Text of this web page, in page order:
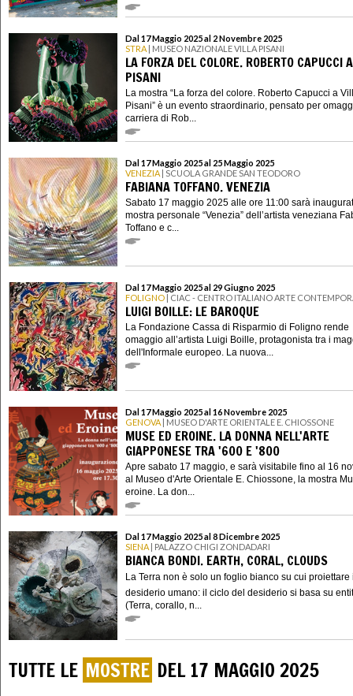
Dal 17 Maggio 2025 al 2 Novembre 2025
STRA | MUSEO NAZIONALE VILLA PISANI
LA FORZA DEL COLORE. ROBERTO CAPUCCI
PISANI
La mostra “La forza del colore. Roberto Capucci a
Pisani” è un evento straordinario, pensato per
carriera di Rob...
Dal 17 Maggio 2025 al 25 Maggio 2025
VENEZIA | SCUOLA GRANDE SAN TEODORO
FABIANA TOFFANO. VENEZIA
Sabato 17 maggio 2025 alle ore 11:00 sarà
mostra personale “Venezia” dell’artista veneziana
Toffano e c...
Dal 17 Maggio 2025 al 29 Giugno 2025
FOLIGNO | CIAC - CENTRO ITALIANO ARTE
LUIGI BOILLE: LE BAROQUE
La Fondazione Cassa di Risparmio di Foligno rende
omaggio all’artista Luigi Boille, protagonista tra i
dell'Informale europeo. La nuova...
Dal 17 Maggio 2025 al 16 Novembre 2025
GENOVA | MUSEO D'ARTE ORIENTALE E. CHIOSSONE
MUSE ED EROINE. LA DONNA NELL'ARTE
GIAPPONESE TRA '600 E '800
Apre sabato 17 maggio, e sarà visitabile fino al 16
al Museo d'Arte Orientale E. Chiossone, la mostra
eroine. La don...
Dal 17 Maggio 2025 al 8 Dicembre 2025
SIENA | PALAZZO CHIGI ZONDADARI
BIANCA BONDI. EARTH, CORAL, CLOUDS
La Terra non è solo un foglio bianco su cui proiettare
desiderio umano: il ciclo del desiderio si basa su
(Terra, corallo, n...
TUTTE LE MOSTRE DEL 17 MAGGIO 2025